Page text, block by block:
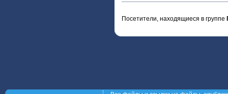
Посетители, находящиеся в группе